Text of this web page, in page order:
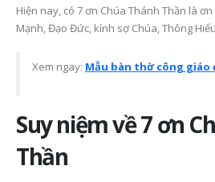
Hiện nay, có 7 ơn Chúa Thánh Thần là
Mạnh, Đạo Đức, kính sợ Chúa, Thông
Xem ngay: Mẫu bàn thờ công giáo
Suy niệm về 7 ơn
Thần
Mùa Vọng Trong Đời
Sống Người Công Giáo: Ý
Nghĩa, Cách Chuẩn Bị Và
6 Tháng 7, 2026
thờ Công giáo hiện đại –
Tối giản nhưng vẫn
trang nghiêm
23 Tháng 6, 2026